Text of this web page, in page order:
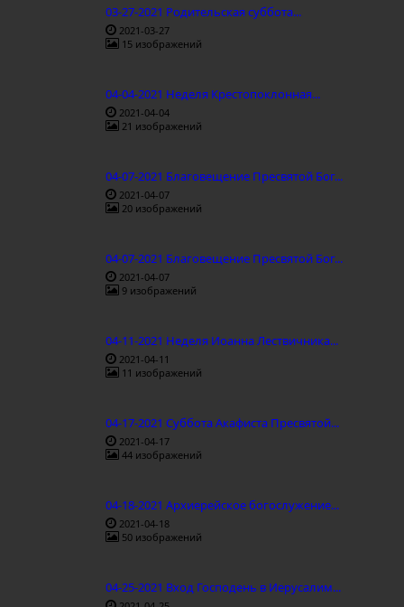
03-27-2021 Родительская суббота...
2021-03-27
15 изображений
04-04-2021 Неделя Крестопоклонная...
2021-04-04
21 изображений
04-07-2021 Благовещение Пресвятой Бог...
2021-04-07
20 изображений
04-07-2021 Благовещение Пресвятой Бог...
2021-04-07
9 изображений
04-11-2021 Неделя Иоанна Лествичника...
2021-04-11
11 изображений
04-17-2021 Суббота Акафиста Пресвятой...
2021-04-17
44 изображений
04-18-2021 Архиерейское богослужение...
2021-04-18
50 изображений
04-25-2021 Вход Господень в Иерусалим...